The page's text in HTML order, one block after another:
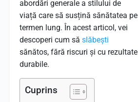
abordări generale a stilului de
viață care să susțină sănătatea pe
termen lung. În acest articol, vei
descoperi cum să slăbești
sănătos, fără riscuri și cu rezultate
durabile.
Cuprins